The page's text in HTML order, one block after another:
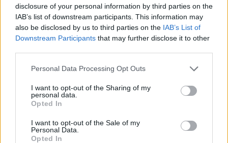
disclosure of your personal information by third parties on the
IAB’s list of downstream participants. This information may
also be disclosed by us to third parties on the IAB’s List of
Downstream Participants that may further disclose it to other
Personal Data Processing Opt Outs
I want to opt-out of the Sharing of my
personal data.
Opted In
I want to opt-out of the Sale of my
Personal Data.
Opted In